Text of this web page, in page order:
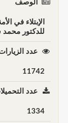
الوصف
الإبتلاء في
للدكتور
عدد
11742
عدد
1334